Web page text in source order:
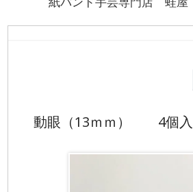
動眼（13ｍｍ） 4個入